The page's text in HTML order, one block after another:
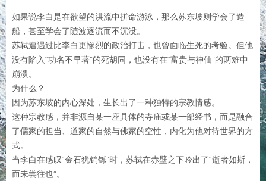
如果说李白是在欲望的洪流中拼命游泳，那么苏东坡则学会了造
船，甚至学会了随波逐流而不沉没。
苏轼遭遇过比李白更惨烈的政治打击，也曾面临生死的考验。但他
没有陷入“功名不早著”的死胡同，也没有在“富贵与神仙”的两难中
崩溃。
为什么？
因为苏东坡的内心深处，生长出了一种独特的宗教情感。
这种宗教感，并非源自某一座具体的寺庙或某一部经书，而是融合
了儒家的担当、道家的自然与佛家的空性，内化为他对待世界的方
式。
当李白在感叹“金石犹销铄”时，苏轼在赤壁之下吟出了“逝者如斯，
而未尝往也”。